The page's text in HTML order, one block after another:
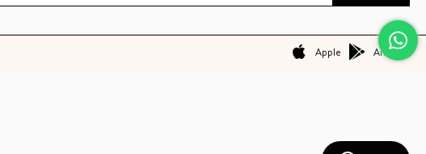
Apple Android